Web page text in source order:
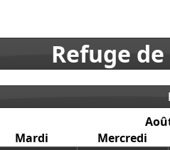
Refuge
Mardi
Mercredi